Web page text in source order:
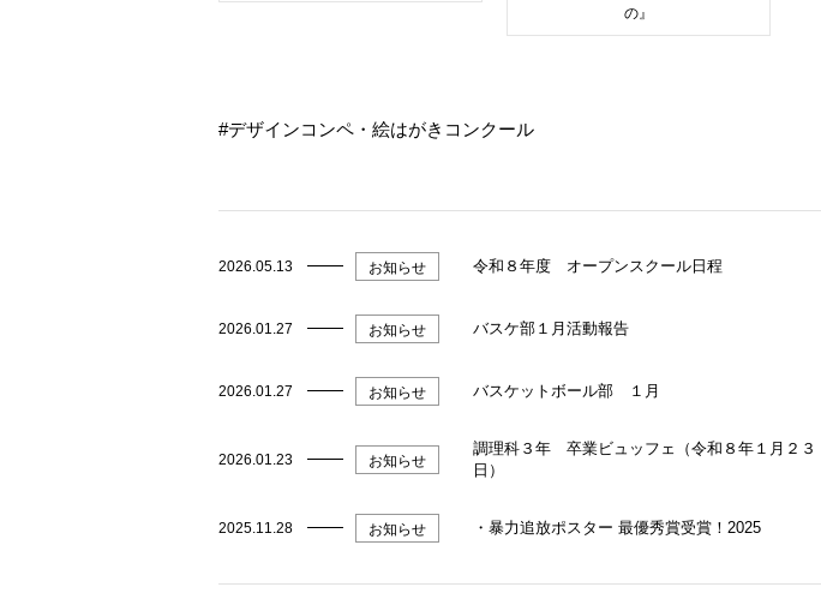
の』
デザインコンペ・絵はがきコンクール
2026.05.13 お知らせ 令和８年度 オープンスクール日程
2026.01.27 お知らせ バスケ部１月活動報告
2026.01.27 お知らせ バスケットボール部 １月
2026.01.23 お知らせ
調理科３年 卒業ビュッフェ（令和８年１月２３
日）
2025.11.28 お知らせ ・暴力追放ポスター 最優秀賞受賞！2025